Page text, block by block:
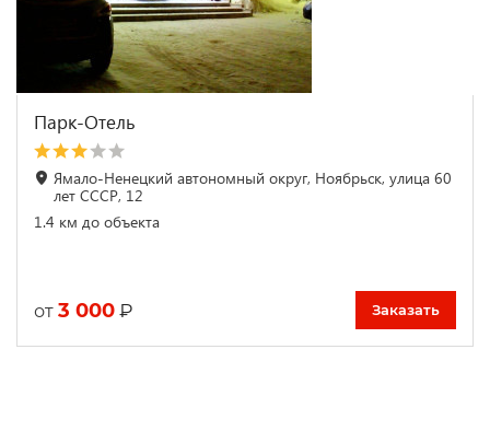
Парк-Отель
Ямало-Ненецкий автономный округ, Ноябрьск, улица 60
лет СССР, 12
1.4 км до объекта
от 3 000 ₽ Заказать